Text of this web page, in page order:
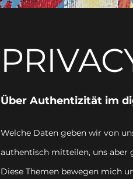
Über Authentizität im
Welche Daten geben wir von
authentisch mitteilen, uns aber
Diese Themen bewegen mich